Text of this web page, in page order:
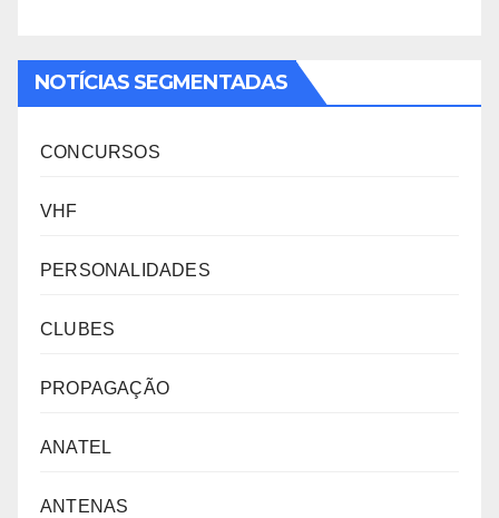
NOTÍCIAS SEGMENTADAS
CONCURSOS
VHF
PERSONALIDADES
CLUBES
PROPAGAÇÃO
ANATEL
ANTENAS